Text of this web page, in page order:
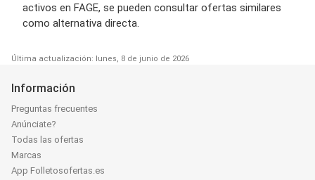
activos en FAGE, se pueden consultar ofertas similares
como alternativa directa.
Última actualización: lunes, 8 de junio de 2026
Información
Preguntas frecuentes
Anúnciate?
Todas las ofertas
Marcas
App Folletosofertas.es